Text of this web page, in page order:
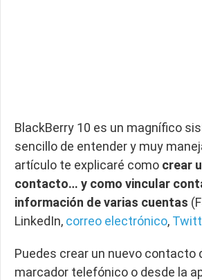
BlackBerry 10 es un magnífico
sencillo de entender y muy
artículo te explicaré como crear
contacto… y como vincular
información de varias cuentas
LinkedIn, correo electrónico,
Puedes crear un nuevo contacto
marcador telefónico o desde la